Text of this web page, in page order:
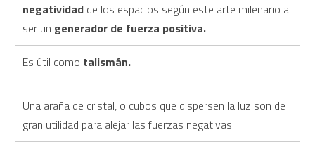
negatividad de los espacios según este arte milenario al
ser un generador de fuerza positiva.
Es útil como talismán.
Una araña de cristal, o cubos que dispersen la luz son de
gran utilidad para alejar las fuerzas negativas.